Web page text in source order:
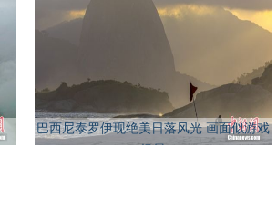
巴西尼泰罗伊现绝美日落风光 画面似游戏